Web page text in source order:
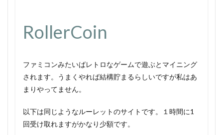
RollerCoin
ファミコンみたいばレトロなゲームで遊ぶとマイニング
されます。うまくやれば結構貯まるらしいですが私はあ
まりやってません。
以下は同じようなルーレットのサイトです。１時間に1
回受け取れますがかなり少額です。